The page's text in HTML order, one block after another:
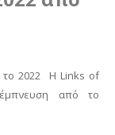
το 2022 Η Links of
από το